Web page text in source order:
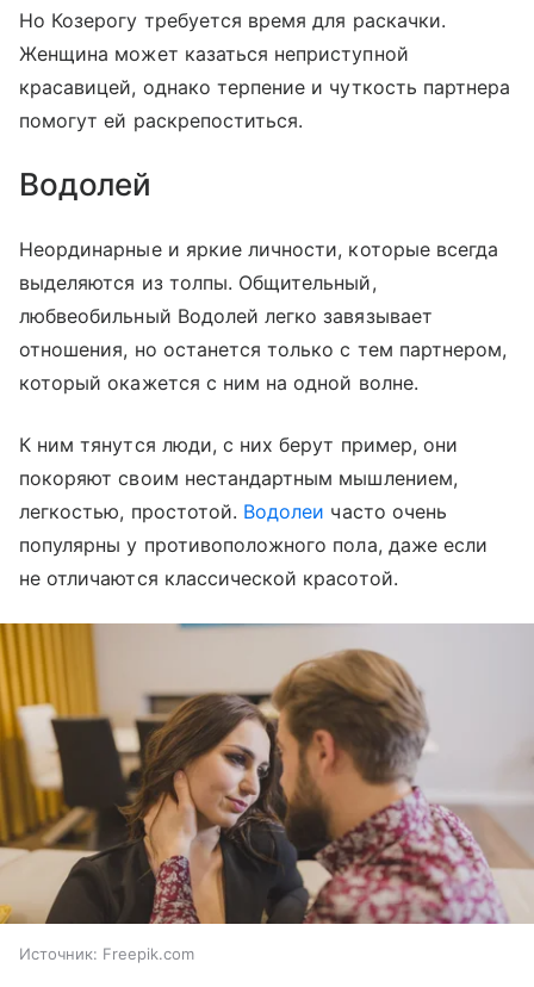
Но Козерогу требуется время для раскачки.
Женщина может казаться неприступной
красавицей, однако терпение и чуткость партнера
помогут ей раскрепоститься.
Водолей
Неординарные и яркие личности, которые всегда
выделяются из толпы. Общительный,
любвеобильный Водолей легко завязывает
отношения, но останется только с тем партнером,
который окажется с ним на одной волне.
К ним тянутся люди, с них берут пример, они
покоряют своим нестандартным мышлением,
легкостью, простотой. Водолеи часто очень
популярны у противоположного пола, даже если
не отличаются классической красотой.
Источник: Freepik.com